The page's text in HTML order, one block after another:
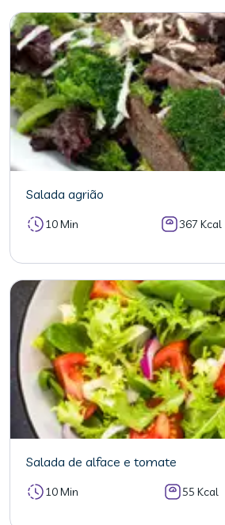
Salada agrião
10 Min 367 Kcal
Salada de alface e tomate
10 Min 55 Kcal